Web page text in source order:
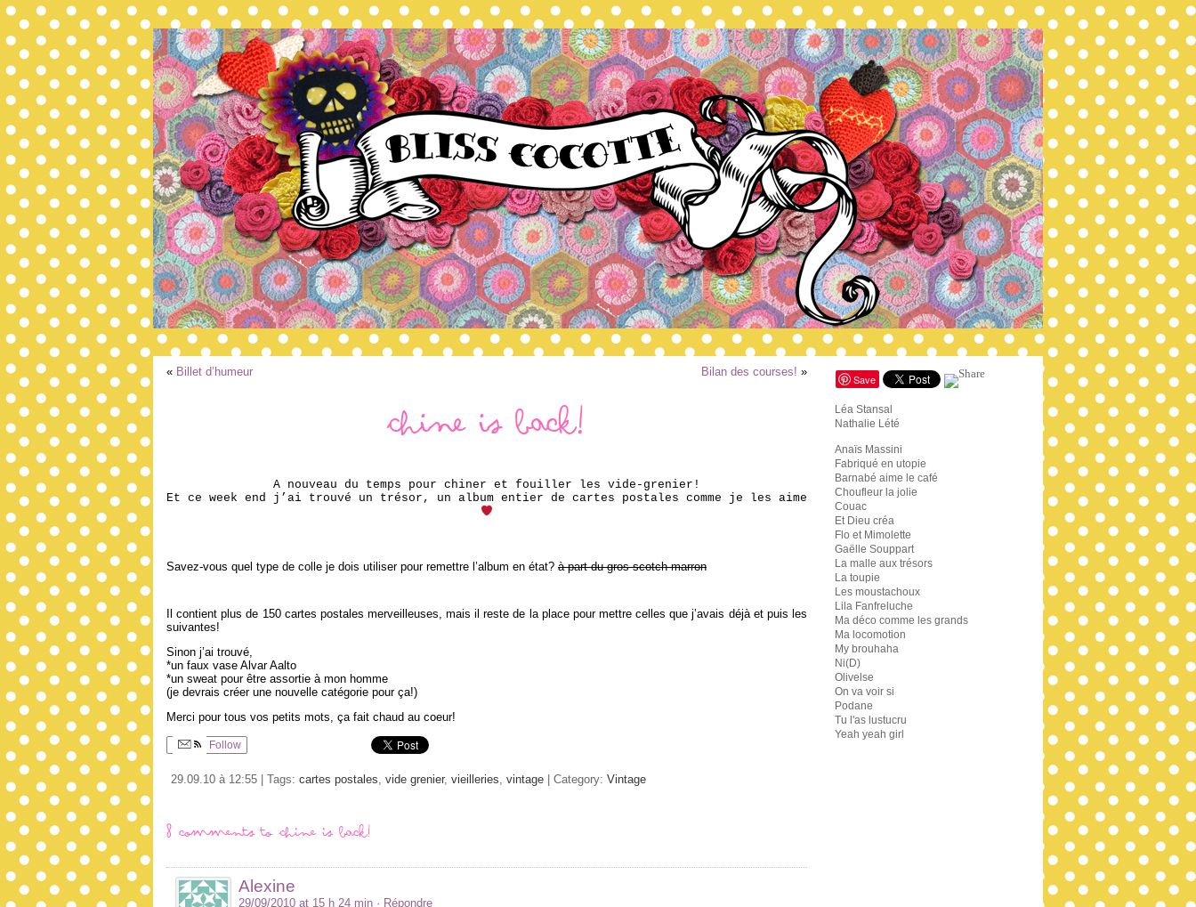
« Billet d’humeur Bilan des courses! »
Chine is back!
A nouveau du temps pour chiner et fouiller les vide-grenier!
Et ce week end j’ai trouvé un trésor, un album entier de cartes postales comme je les aime
Savez-vous quel type de colle je dois utiliser pour remettre l’album en état? à part du gros scotch marron
Il contient plus de 150 cartes postales merveilleuses, mais il reste de la place pour mettre celles que j’avais déjà et puis les
suivantes!
Sinon j’ai trouvé,
*un faux vase Alvar Aalto
*un sweat pour être assortie à mon homme
(je devrais créer une nouvelle catégorie pour ça!)
Merci pour tous vos petits mots, ça fait chaud au coeur!
Follow
29.09.10 à 12:55 | Tags: cartes postales, vide grenier, vieilleries, vintage | Category: Vintage
8 comments to Chine is back!
Alexine
29/09/2010 at 15 h 24 min · Répondre
Save
Léa Stansal
Nathalie Lété
Anaïs Massini
Fabriqué en utopie
Barnabé aime le café
Choufleur la jolie
Couac
Et Dieu créa
Flo et Mimolette
Gaëlle Souppart
La malle aux trésors
La toupie
Les moustachoux
Lila Fanfreluche
Ma déco comme les grands
Ma locomotion
My brouhaha
Ni(D)
Olivelse
On va voir si
Podane
Tu l'as lustucru
Yeah yeah girl